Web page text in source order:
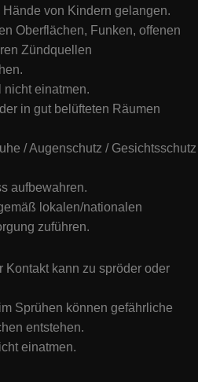
von Kindern gelangen.
Oberflächen, Funken, offenen
Zündquellen
nicht einatmen.
in gut belüfteten Räumen
/ Augenschutz / Gesichtsschutz
aufbewahren.
lokalen/nationalen
zuführen.
Kontakt kann zu spröder oder
Sprühen können gefährliche
entstehen.
einatmen.